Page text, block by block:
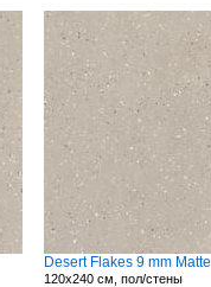
Desert Flakes 9 mm Matte
120x240 см, пол/стены